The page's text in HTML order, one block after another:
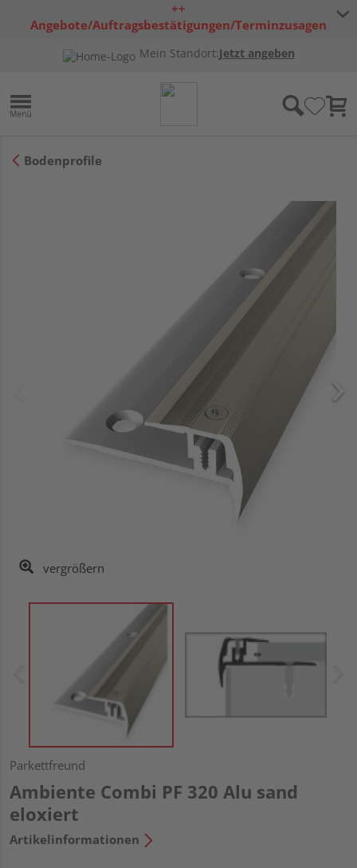
++
Angebote/Auftragsbestätigungen/Terminzusagen
Mein Standort:Jetzt angeben
Bodenprofile
vergrößern
Parkettfreund
Ambiente Combi PF 320 Alu sand
eloxiert
Artikelinformationen